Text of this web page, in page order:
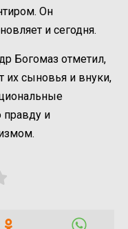
Он
и сегодня.
Богомаз отметил,
их сыновья и внуки,
правду и